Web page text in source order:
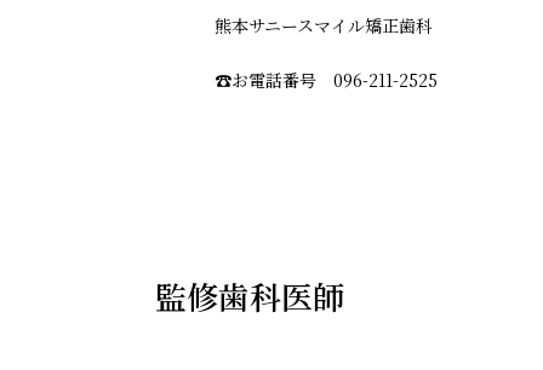
熊本サニースマイル矯正歯科
☎︎お電話番号 096-211-2525
監修歯科医師